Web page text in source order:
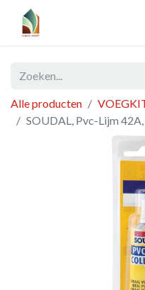
Alle producten
SOUDAL, Pvc-Lijm